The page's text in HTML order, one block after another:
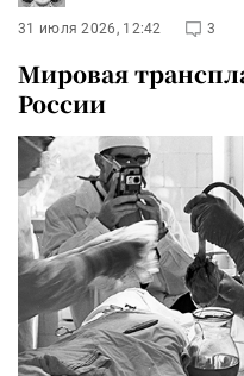
31 июля 2026, 12:42 3
Мировая
России